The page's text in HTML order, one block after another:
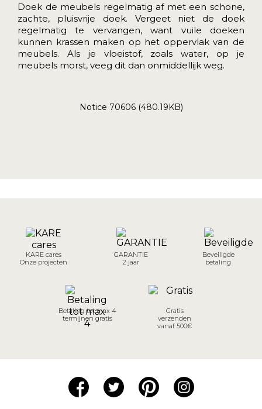
Doek de meubels regelmatig af met een schone,
zachte, pluisvrije doek. Vergeet niet de doek
regelmatig te vervangen, want vuile doeken
kunnen krassen maken op het oppervlak van de
meubels. Als je vloeistof, zoals water, op je
meubels morst, veeg dit dan onmiddellijk weg.
Notice 70606 (480.19KB)
KARE cares
Onze projecten
GARANTIE
2 jaar
Beveiligde
betaling
Betaling tot max 4
termijnen gratis
Gratis
verzenden
vanaf 500€